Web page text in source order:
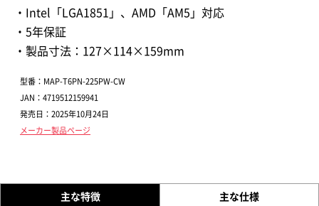
・Intel「LGA1851」、AMD「AM5」対応
・5年保証
・製品寸法：127×114×159mm
型番：MAP-T6PN-225PW-CW
JAN：4719512159941
発売日：2025年10月24日
メーカー製品ページ
主な特徴 主な仕様